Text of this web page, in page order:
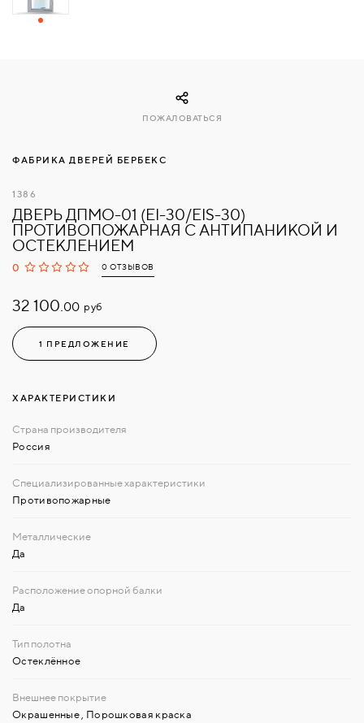
С
ФАБРИКА ДВЕРЕЙ БЕРБЕКС
1386
ДВЕРЬ ДПМО-01 (EI-30/EIS-30)
ПРОТИВОПОЖАРНАЯ С АНТИПАНИКОЙ И
ОСТЕКЛЕНИЕМ
0 0 ОТЗЫВОВ
32 100.00 руб
1 ПРЕДЛОЖЕНИЕ
ПОЖАЛОВАТЬСЯ
ХАРАКТЕРИСТИКИ
Россия
Противопожарные
Да
Да
Остеклённое
Окрашенные Порошковая краска